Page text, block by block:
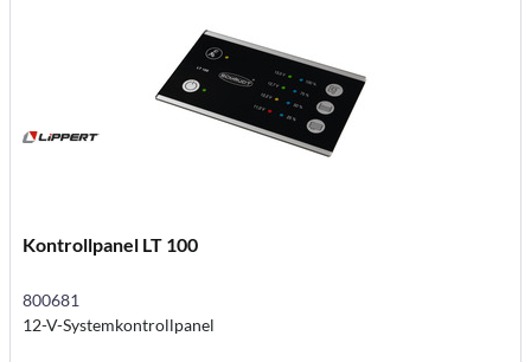
Kontrollpanel LT 100
800681
12-V-Systemkontrollpanel